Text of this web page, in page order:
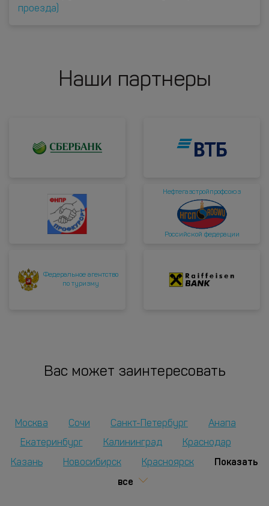
проезда)
Наши партнеры
Нефтегазстройпрофсоюз
Российской федерации
Федеральное агентство
по туризму
Вас может заинтересовать
Москва Сочи Санкт-Петербург
Анапа
Екатеринбург
Калининград Краснодар
Казань Новосибирск Красноярск
Показать
все